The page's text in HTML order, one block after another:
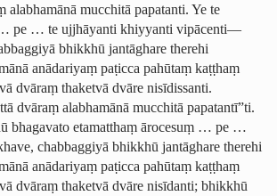
alabhamānā mucchitā papatanti. Ye te
pe … te ujjhāyanti khiyyanti vipācenti—
bhikkhū jantāghare therehi
anādariyaṃ paṭicca pahūtaṃ kaṭṭhaṃ
dvāraṃ thaketvā dvāre nisīdissanti.
dvāraṃ alabhamānā mucchitā papatantī”ti.
bhagavato etamatthaṃ ārocesuṃ … pe …
chabbaggiyā bhikkhū jantāghare therehi
anādariyaṃ paṭicca pahūtaṃ kaṭṭhaṃ
dvāraṃ thaketvā dvāre nisīdanti; bhikkhū